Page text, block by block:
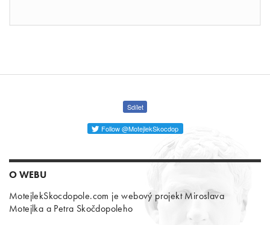
Sdílet
Follow @MotejlekSkocdop
O WEBU
MotejlekSkocdopole.com je webový projekt Miroslava
Motejlka a Petra Skočdopoleho